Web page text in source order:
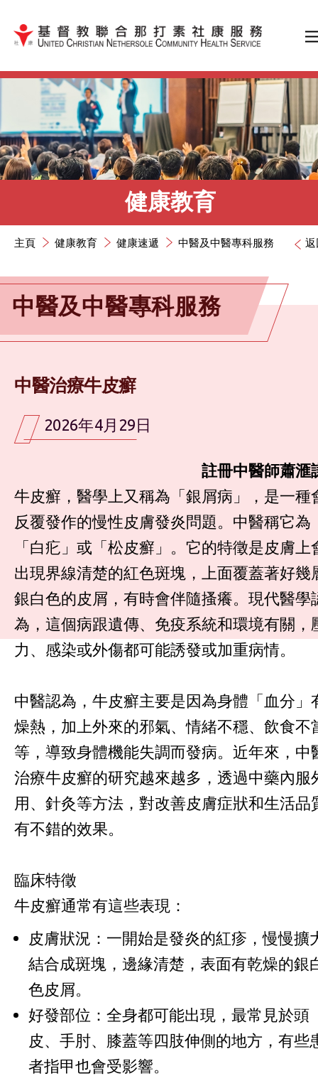
跳到內容（按輸入鍵）
健康教育
返
主頁 健康教育 健康速遞 中醫及中醫專科服務
中醫及中醫專科服務
中醫治療牛皮癬
2026年4月29日
註冊中醫師蕭滙
牛皮癬，醫學上又稱為「銀屑病」，是一種
反覆發作的慢性皮膚發炎問題。中醫稱它為
「白疕」或「松皮癬」。它的特徵是皮膚上
出現界線清楚的紅色斑塊，上面覆蓋著好幾
銀白色的皮屑，有時會伴隨搔癢。現代醫學
為，這個病跟遺傳、免疫系統和環境有關，
力、感染或外傷都可能誘發或加重病情。
中醫認為，牛皮癬主要是因為身體「血分」
燥熱，加上外來的邪氣、情緒不穩、飲食不
等，導致身體機能失調而發病。近年來，中
治療牛皮癬的研究越來越多，透過中藥內服
用、針灸等方法，對改善皮膚症狀和生活品
有不錯的效果。
臨床特徵
牛皮癬通常有這些表現：
皮膚狀況：一開始是發炎的紅疹，慢慢擴
結合成斑塊，邊緣清楚，表面有乾燥的銀
色皮屑。
好發部位：全身都可能出現，最常見於頭
皮、手肘、膝蓋等四肢伸側的地方，有些
者指甲也會受影響。